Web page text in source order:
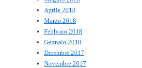
Aprile 2018
Marzo 2018
Febbraio 2018
Gennaio 2018
Dicembre 2017
Novembre 2017